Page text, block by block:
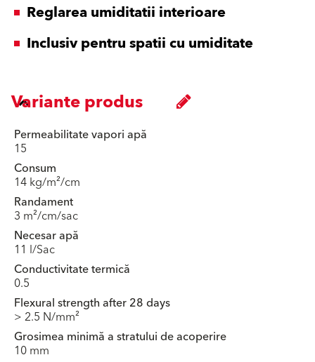
Reglarea umiditatii interioare
Inclusiv pentru spatii cu umiditate
Variante produs
Permeabilitate vapori apă
15
Consum
14 kg/m²/cm
Randament
3 m²/cm/sac
Necesar apă
11 l/Sac
Conductivitate termică
0.5
Flexural strength after 28 days
> 2.5 N/mm²
Grosimea minimă a stratului de acoperire
10 mm